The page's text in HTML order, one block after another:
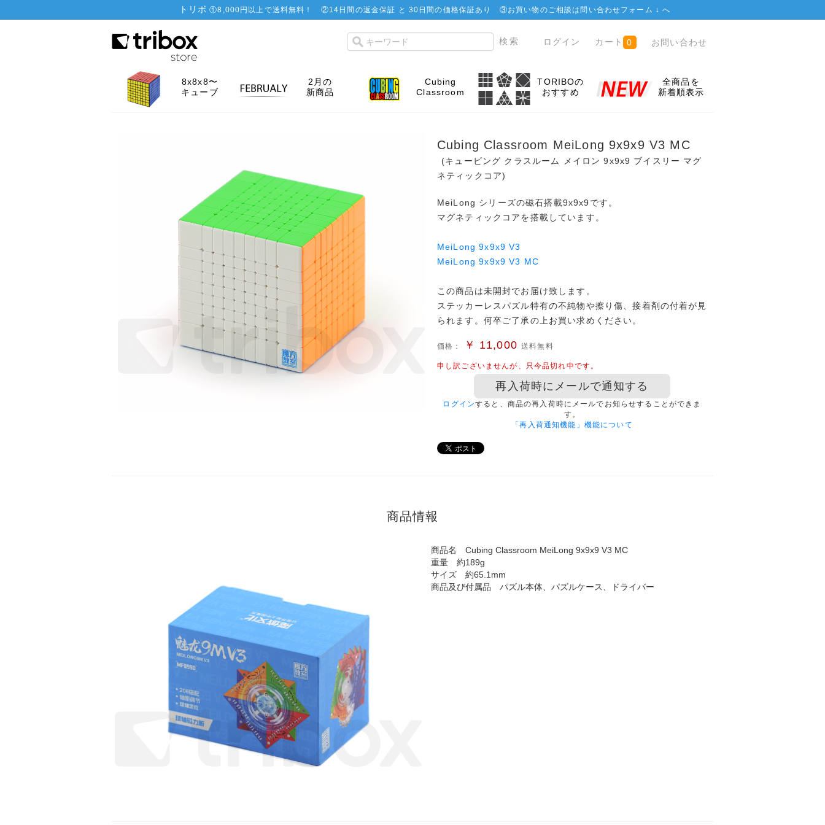
トリボ ①8,000円以上で送料無料！ ②14日間の返金保証 と 30日間の価格保証あり ③お買い物のご相談は問い合わせフォーム ↓へ
ログイン カート 0 お問い合わせ
8x8x8〜
キューブ
2月の
新商品
Cubing
Classroom
TORIBOの
おすすめ
全商品を
新着順表示
Cubing Classroom MeiLong 9x9x9 V3 MC
(キュービング クラスルーム メイロン 9x9x9 ブイスリー マグ
ネティックコア)
MeiLong シリーズの磁石搭載9x9x9です。
マグネティックコアを搭載しています。
MeiLong 9x9x9 V3
MeiLong 9x9x9 V3 MC
この商品は未開封でお届け致します。
ステッカーレスパズル特有の不純物や擦り傷、接着剤の付着が見
られます。何卒ご了承の上お買い求めください。
価格： ￥ 11,000 送料無料
申し訳ございませんが、只今品切れ中です。
再入荷時にメールで通知する
ログインすると、商品の再入荷時にメールでお知らせすることができま
す。
「再入荷通知機能」機能について
商品情報
商品名 Cubing Classroom MeiLong 9x9x9 V3 MC
重量 約189g
サイズ 約65.1mm
商品及び付属品 パズル本体、パズルケース、ドライバー